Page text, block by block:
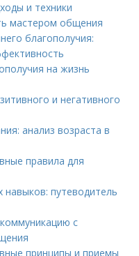
и техники
мастером общения
благополучия:
на жизнь
и негативного
анализ возраста в
правила для
путеводитель
с
принципы и приемы